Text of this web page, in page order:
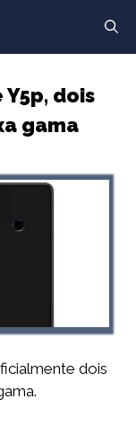
dois
gama
dois